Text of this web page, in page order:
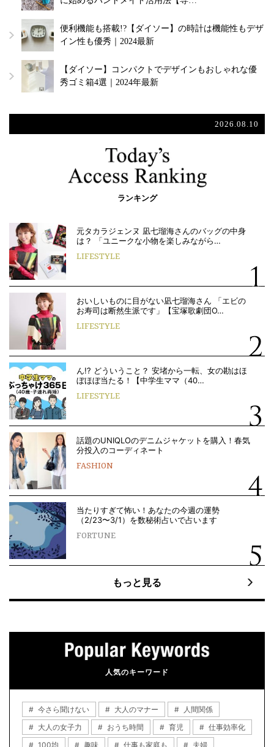
便利機能も搭載!?【ダイソー】の時計は機能性もデザ
イン性も優秀｜2024最新
【ダイソー】コンパクトでデザインもおしゃれな優
秀ゴミ箱4選｜2024年最新
2026.08.10
ランキング
元タカラジェンヌ 凪七瑠海さんのバッグの中身
は？ 「ユニークな小物を楽しみながら…
LIFESTYLE
おいしいものに目がない凪七瑠海さん 「エビの
お寿司は断然生派です」【宝塚歌劇団O…
LIFESTYLE
ん!? どういうこと？ 安堵から一転、女の勘はほ
ぼほぼ当たる！【中学生ママ（40…
LIFESTYLE
話題のUNIQLOのデニムジャケットを購入！春気
分投入のコーディネート
FASHION
当たりすぎて怖い！あなたの今週の運勢
（2/23〜3/1）を数秘術占いで占います
FORTUNE
もっと見る
人気のキーワード
今さら聞けない 大人のマナー
人間関係
大人の女子力
おうち時間 育児
仕事効率化
100均
趣味 仕事も家庭も 夫婦